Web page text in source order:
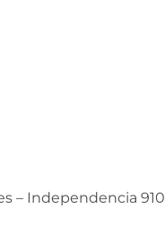
– Independencia 910